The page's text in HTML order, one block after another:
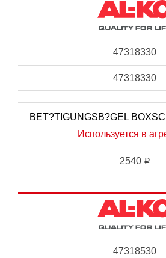
47318330
47318330
BET?TIGUNGSB?GEL
Используется в
2540 i
47318530